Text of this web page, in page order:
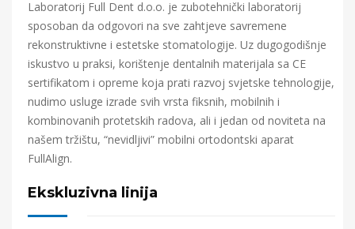
Laboratorij Full Dent d.o.o. je zubotehnički laboratorij
sposoban da odgovori na sve zahtjeve savremene
rekonstruktivne i estetske stomatologije. Uz dugogodišnje
iskustvo u praksi, korištenje dentalnih materijala sa CE
sertifikatom i opreme koja prati razvoj svjetske tehnologije,
nudimo usluge izrade svih vrsta fiksnih, mobilnih i
kombinovanih protetskih radova, ali i jedan od noviteta na
našem tržištu, “nevidljivi” mobilni ortodontski aparat
FullAlign.
Ekskluzivna linija